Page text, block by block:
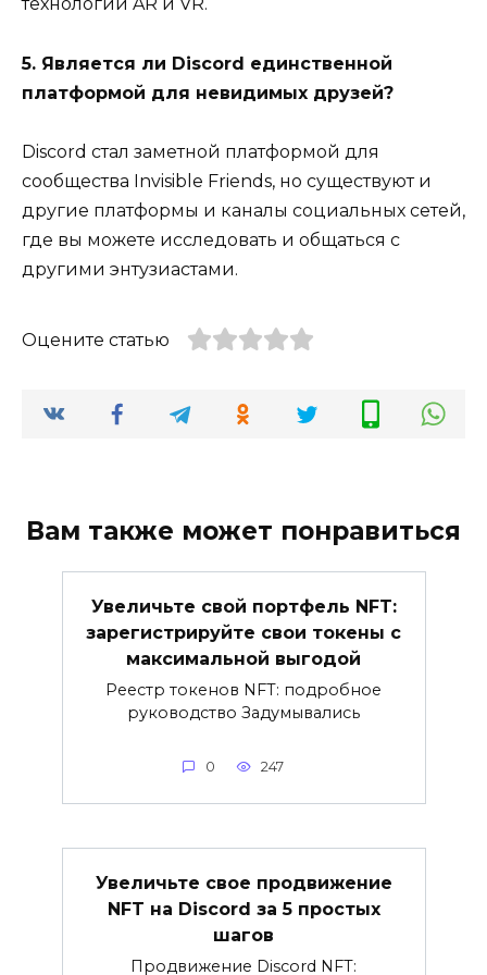
технологий AR и VR.
5. Является ли Discord единственной
платформой для невидимых друзей?
Discord стал заметной платформой для
сообщества Invisible Friends, но существуют и
другие платформы и каналы социальных сетей,
где вы можете исследовать и общаться с
другими энтузиастами.
Оцените статью
Вам также может понравиться
Увеличьте свой портфель NFT:
зарегистрируйте свои токены с
максимальной выгодой
Реестр токенов NFT: подробное
руководство Задумывались
0 247
Увеличьте свое продвижение
NFT на Discord за 5 простых
шагов
Продвижение Discord NFT: